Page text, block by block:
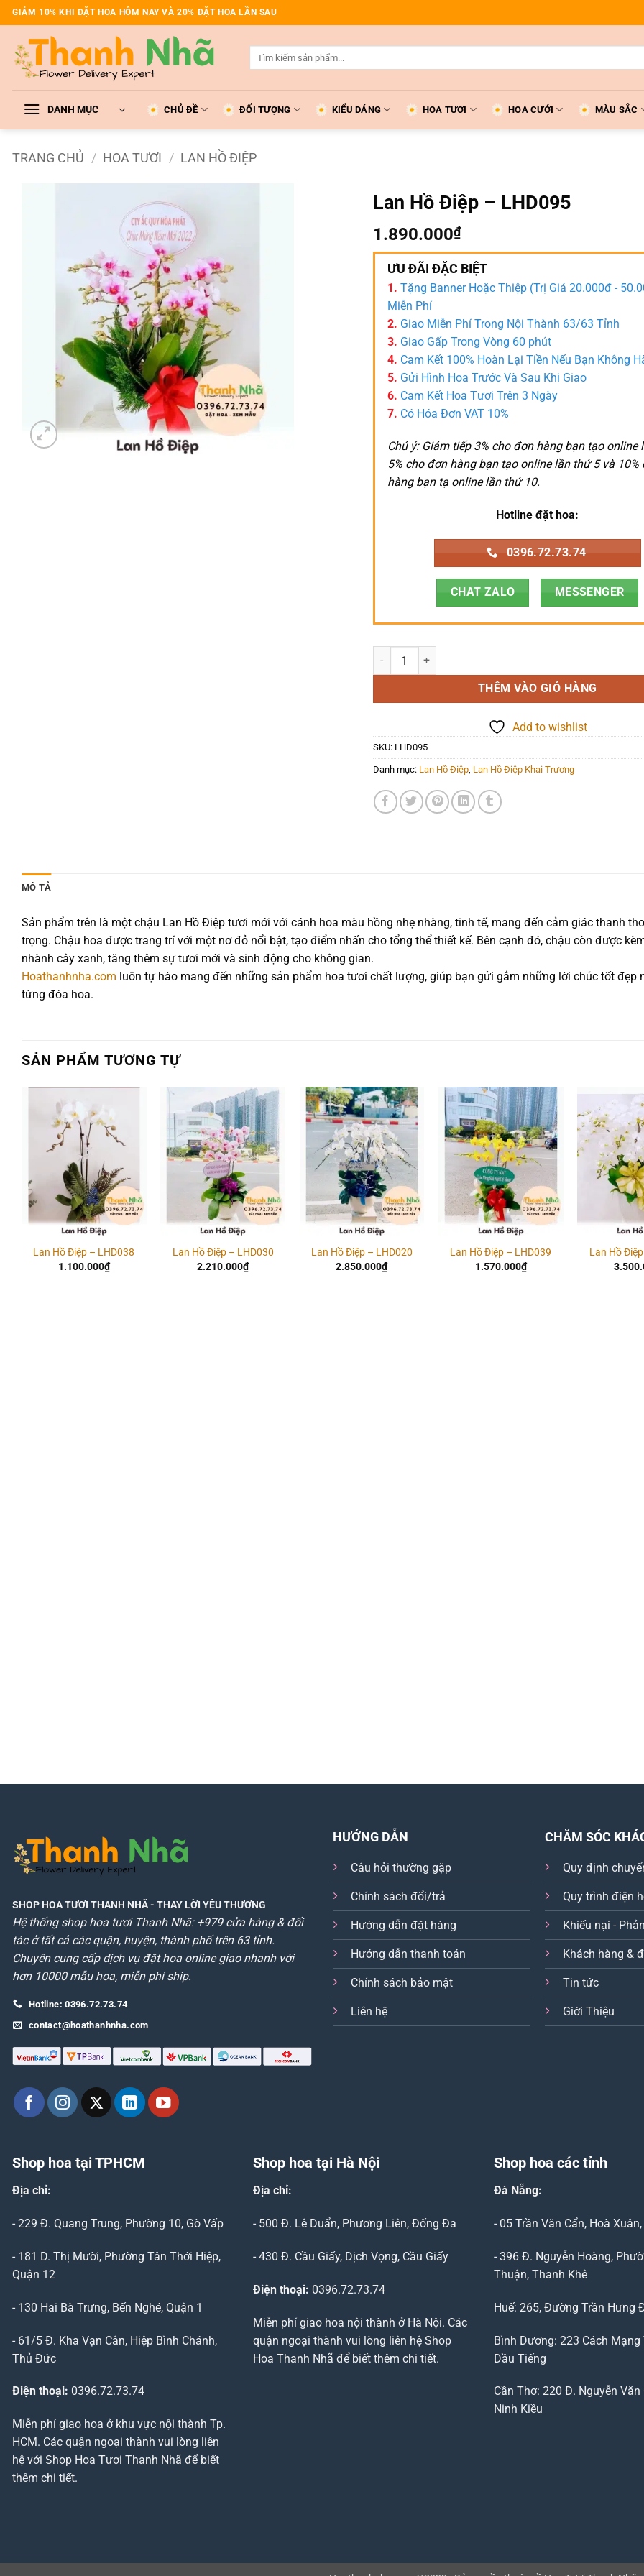
Bỏ
qua
dung
GIẢM 10% KHI ĐẶT HOA HÔM NAY VÀ 20% ĐẶT HOA LẦN SAU
DANH MỤC CHỦ ĐỀ ĐỐI TƯỢNG KIỂU DÁNG HOA TƯƠI HOA CƯỚI MÀU SẮC
TRANG CHỦ / HOA TƯƠI / LAN HỒ ĐIỆP
Lan Hồ Điệp – LHD095
1.890.000₫
ƯU ĐÃI ĐẶC BIỆT
1. Tặng Banner Hoặc Thiệp (Trị Giá 20.000đ -
Miễn Phí
2. Giao Miễn Phí Trong Nội Thành 63/63 Tỉnh
3. Giao Gấp Trong Vòng 60 phút
4. Cam Kết 100% Hoàn Lại Tiền Nếu Bạn Không
5. Gửi Hình Hoa Trước Và Sau Khi Giao
6. Cam Kết Hoa Tươi Trên 3 Ngày
7. Có Hóa Đơn VAT 10%
Chú ý: Giảm tiếp 3% cho đơn hàng bạn tạo online
5% cho đơn hàng bạn tạo online lần thứ 5 và 10%
hàng bạn tạ online lần thứ 10.
Hotline đặt hoa:
0396.72.73.74
CHAT ZALO MESSENGER
Lan Hồ Điệp - LHD095 số lượng
THÊM VÀO GIỎ HÀNG
Add to wishlist
SKU: LHD095
Danh mục: Lan Hồ Điệp, Lan Hồ Điệp Khai Trương
MÔ TẢ
Sản phẩm trên là một chậu Lan Hồ Điệp tươi mới với cánh hoa màu hồng nhẹ nhàng, tinh tế, mang đến cảm giác thanh
trọng. Chậu hoa được trang trí với một nơ đỏ nổi bật, tạo điểm nhấn cho tổng thể thiết kế. Bên cạnh đó, chậu còn được
nhành cây xanh, tăng thêm sự tươi mới và sinh động cho không gian.
Hoathanhnha.com luôn tự hào mang đến những sản phẩm hoa tươi chất lượng, giúp bạn gửi gắm những lời chúc tốt đẹp
từng đóa hoa.
SẢN PHẨM TƯƠNG TỰ
Add to
wishlist
Lan Hồ Điệp – LHD038
1.100.000₫
Add to
wishlist
Lan Hồ Điệp – LHD030
2.210.000₫
Add to
wishlist
Lan Hồ Điệp – LHD020
2.850.000₫
Add to
wishlist
Lan Hồ Điệp – LHD039
1.570.000₫
Lan Hồ
SHOP HOA TƯƠI THANH NHÃ- THAY LỜI YÊU THƯƠNG
Hệ thống shop hoa tươi Thanh Nhã: +979 cửa hàng & đối
tác ở tất cả các quận, huyện, thành phố trên 63 tỉnh.
Chuyên cung cấp dịch vụ đặt hoa online giao nhanh với
hơn 10000 mẫu hoa, miễn phí ship.
Hotline: 0396.72.73.74
contact@hoathanhnha.com
HƯỚNG DẪN
Câu hỏi thường gặp
Chính sách đổi/trả
Hướng dẫn đặt hàng
Hướng dẫn thanh toán
Chính sách bảo mật
Liên hệ
CHĂM SÓC
Quy định
Quy trình điện
Khiếu nại -
Khách hàng &
Tin tức
Giới Thiệu
Shop hoa tại TPHCM
Địa chỉ:
- 229 Đ. Quang Trung, Phường 10, Gò Vấp
- 181 D. Thị Mười, Phường Tân Thới Hiệp,
Quận 12
- 130 Hai Bà Trưng, Bến Nghé, Quận 1
- 61/5 Đ. Kha Vạn Cân, Hiệp Bình Chánh,
Thủ Đức
Điện thoại: 0396.72.73.74
Miễn phí giao hoa ở khu vực nội thành Tp.
HCM. Các quận ngoại thành vui lòng liên
hệ với Shop Hoa Tươi Thanh Nhã để biết
thêm chi tiết.
Shop hoa tại Hà Nội
Địa chỉ:
- 500 Đ. Lê Duẩn, Phương Liên, Đống Đa
- 430 Đ. Cầu Giấy, Dịch Vọng, Cầu Giấy
Điện thoại: 0396.72.73.74
Miễn phí giao hoa nội thành ở Hà Nội. Các
quận ngoại thành vui lòng liên hệ Shop
Hoa Thanh Nhã để biết thêm chi tiết.
Shop hoa các tỉnh
Đà Nẵng:
- 05 Trần Văn Cẩn, Hoà
- 396 Đ. Nguyễn Hoàng,
Thuận, Thanh Khê
Huế: 265, Đường Trần Hưng
Bình Dương: 223 Cách Mạng
Dầu Tiếng
Cần Thơ: 220 Đ. Nguyễn Văn
Ninh Kiều